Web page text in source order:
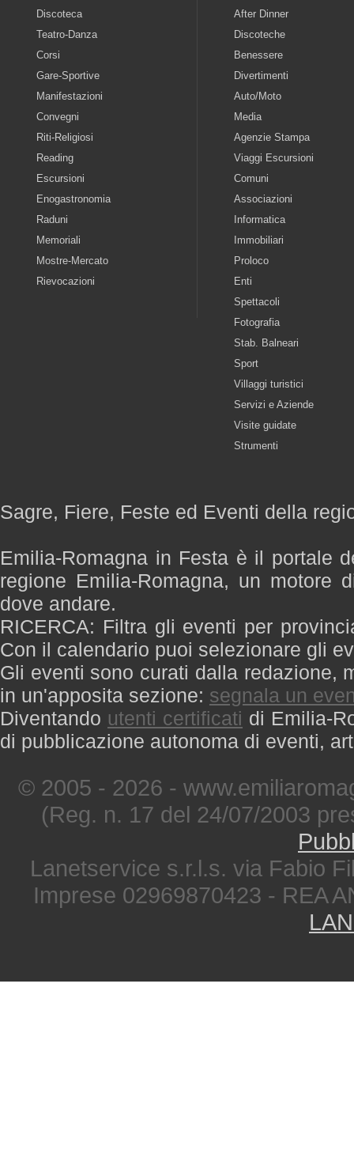
Discoteca
Teatro-Danza
Corsi
Gare-Sportive
Manifestazioni
Convegni
Riti-Religiosi
Reading
Escursioni
Enogastronomia
Raduni
Memoriali
Mostre-Mercato
Rievocazioni
After Dinner
Discoteche
Benessere
Divertimenti
Auto/Moto
Media
Agenzie Stampa
Viaggi Escursioni
Comuni
Associazioni
Informatica
Immobiliari
Proloco
Enti
Spettacoli
Fotografia
Stab. Balneari
Sport
Villaggi turistici
Servizi e Aziende
Visite guidate
Strumenti
Sagre, Fiere, Feste ed Eventi della
Emilia-Romagna in Festa è il portale
regione Emilia-Romagna, un motore
dove andare.
RICERCA: Filtra gli eventi per
Con il calendario puoi selezionare gli
Gli eventi sono curati dalla redazione,
in un'apposita sezione: segnala un
Diventando utenti certificati di Emilia-
di pubblicazione autonoma di eventi,
© 2005 - 2026 -
(Reg. n. 17 del 24/07/2003
Lanetservice s.r.l.s. via Fabio
Imprese 02969870423 - REA